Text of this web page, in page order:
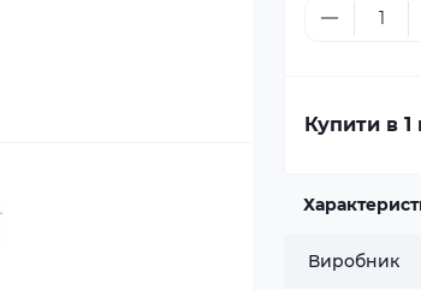
Купити в 1
Виробник